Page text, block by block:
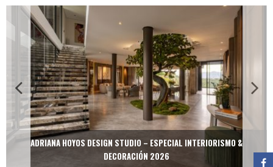
ADRIANA HOYOS DESIGN STUDIO – ESPECIAL INTERIORISMO &
DECORACIÓN 2026